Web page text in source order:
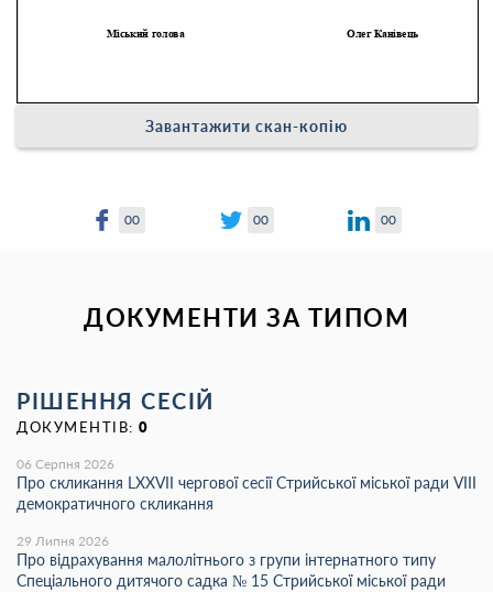
Завантажити скан-копію
00 00 00
ДОКУМЕНТИ ЗА ТИПОМ
РІШЕННЯ СЕСІЙ
ДОКУМЕНТІВ: 0
06 Серпня 2026
Про скликання LХХVІІ чергової сесії Стрийської міської ради VIII
демократичного скликання
29 Липня 2026
Про відрахування малолітнього з групи інтернатного типу
Спеціального дитячого садка № 15 Стрийської міської ради